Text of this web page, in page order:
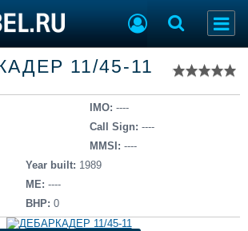
Торговая площадка
Доска объявлений
Продажа флота
Оборудование
Изделия
11/45-11
IMO: ----
Call Sign: ----
MMSI: ----
Year built: 1989
ME: ----
BHP: 0